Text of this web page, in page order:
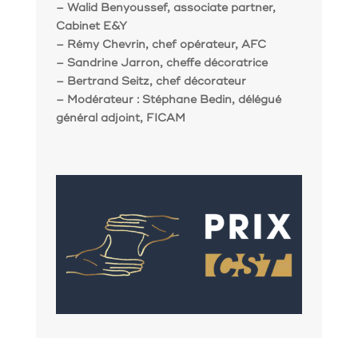
– Walid Benyoussef, associate partner,
Cabinet E&Y
– Rémy Chevrin, chef opérateur, AFC
– Sandrine Jarron, cheffe décoratrice
– Bertrand Seitz, chef décorateur
– Modérateur : Stéphane Bedin, délégué
général adjoint, FICAM